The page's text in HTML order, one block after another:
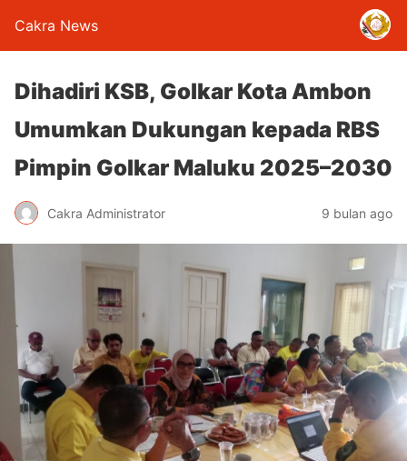
Cakra News
Dihadiri KSB, Golkar Kota Ambon
Umumkan Dukungan kepada RBS
Pimpin Golkar Maluku 2025–2030
Cakra Administrator 9 bulan ago